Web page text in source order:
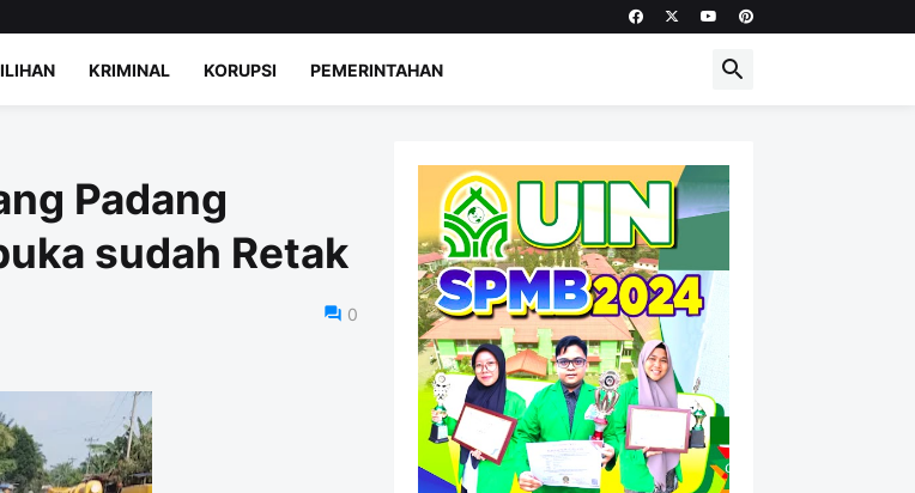
KRIMINAL KORUPSI PEMERINTAHAN
Padang
sudah Retak
0